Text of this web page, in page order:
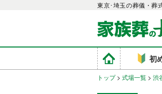
東京･埼玉の葬儀・葬
初
トップ > 式場一覧 > 渋